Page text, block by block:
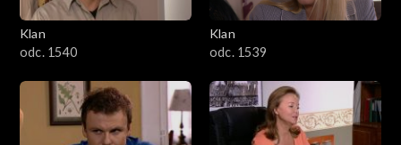
Klan
odc. 1540
Klan
odc. 1539